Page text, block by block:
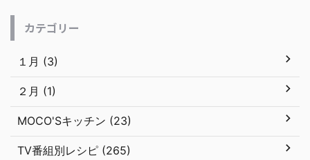
カテゴリー
１月 (3)
２月 (1)
MOCO'Sキッチン (23)
TV番組別レシピ (265)